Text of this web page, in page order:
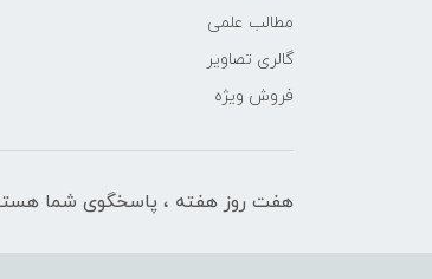
مطالب علمی
گالری تصاویر
فروش ویژه
هفت روز هفته ، پاسخگوی شما